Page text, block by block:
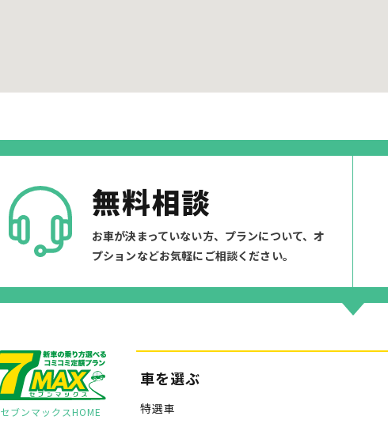
無料相談
お車が決まっていない方、プランについて、オ
プションなどお気軽にご相談ください。
セブンマックスHOME
車を選ぶ
特選車